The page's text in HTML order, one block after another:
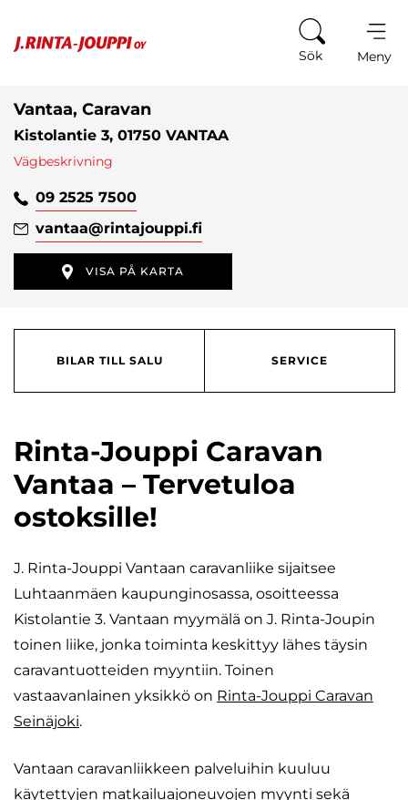
Sök Meny
Vantaa, Caravan
Kistolantie 3, 01750 VANTAA
Vägbeskrivning
09 2525 7500
vantaa@rintajouppi.fi
VISA PÅ KARTA
BILAR TILL SALU SERVICE
Rinta-Jouppi Caravan
Vantaa – Tervetuloa
ostoksille!
J. Rinta-Jouppi Vantaan caravanliike sijaitsee
Luhtaanmäen kaupunginosassa, osoitteessa
Kistolantie 3. Vantaan myymälä on J. Rinta-Joupin
toinen liike, jonka toiminta keskittyy lähes täysin
caravantuotteiden myyntiin. Toinen
vastaavanlainen yksikkö on Rinta-Jouppi Caravan
Seinäjoki.
Vantaan caravanliikkeen palveluihin kuuluu
käytettyjen matkailuajoneuvojen myynti sekä